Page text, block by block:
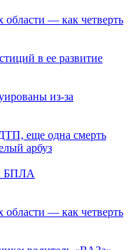
области — как четверть
в ее развитие
из-за
еще одна смерть
арбуз
БПЛА
области — как четверть